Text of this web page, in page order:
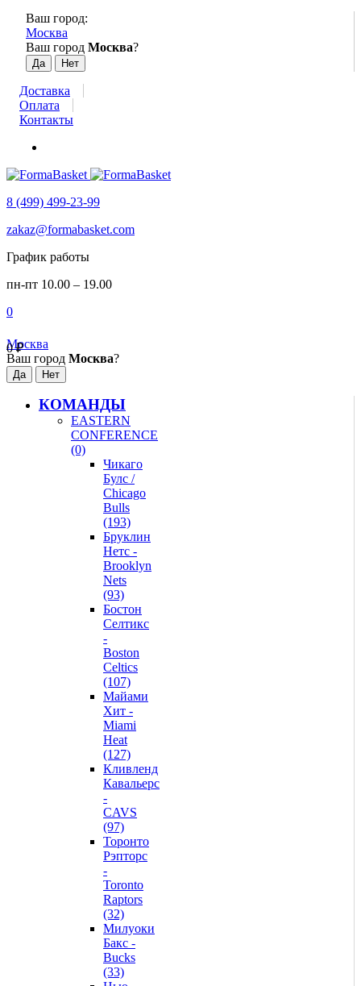
Ваш город:
Москва
Ваш город Москва?
Доставка
Оплата
Контакты
8 (499) 499-23-99
zakaz@formabasket.com
График работы
пн-пт 10.00 – 19.00
0
0₽
Москва
Ваш город Москва?
КОМАНДЫ
EASTERN
CONFERENCE
(0)
Чикаго
Булс /
Chicago
Bulls
(193)
Бруклин
Нетс -
Brooklyn
Nets
(93)
Бостон
Селтикс
-
Boston
Celtics
(107)
Майами
Хит -
Miami
Heat
(127)
Кливленд
Кавальерс
-
CAVS
(97)
Торонто
Рэпторс
-
Toronto
Raptors
(32)
Милуоки
Бакс -
Bucks
(33)